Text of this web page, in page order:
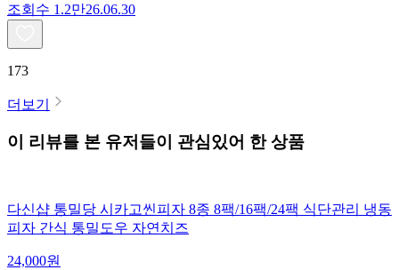
조회수 1.2만26.06.30
173
더보기
이 리뷰를 본 유저들이 관심있어 한 상품
다신샵 통밀당 시카고씬피자 8종 8팩/16팩/24팩 식단관리 냉동
피자 간식 통밀도우 자연치즈
24,000원